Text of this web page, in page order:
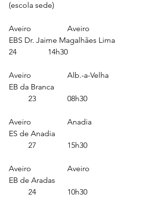
(escola sede)
Aveiro		Aveiro
EBS Dr. Jaime Magalhães Lima
24		14h30
Aveiro		Alb.-a-Velha
EB da Branca
	23		08h30
Aveiro		Anadia
ES de Anadia
	27		15h30
Aveiro		Aveiro
EB de Aradas
	24		10h30